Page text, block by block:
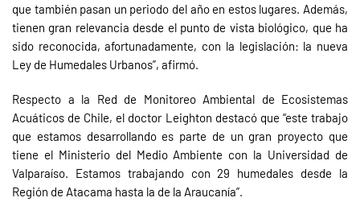
que también pasan un periodo del año en estos lugares. Además,
tienen gran relevancia desde el punto de vista biológico, que ha
sido reconocida, afortunadamente, con la legislación: la nueva
Ley de Humedales Urbanos”, afirmó.
Respecto a la Red de Monitoreo Ambiental de Ecosistemas
Acuáticos de Chile, el doctor Leighton destacó que “este trabajo
que estamos desarrollando es parte de un gran proyecto que
tiene el Ministerio del Medio Ambiente con la Universidad de
Valparaíso. Estamos trabajando con 29 humedales desde la
Región de Atacama hasta la de la Araucanía”.